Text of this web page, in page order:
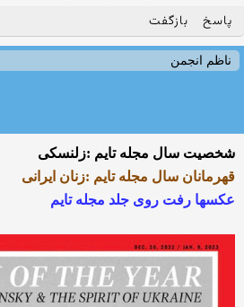
پاسخ بازگفت
ناظم انجمن
شخصیت سال مجله تایم :زلنسکی
قهرمانان سال مجله تایم :زنان ایرانی
عکسها رفت روی جلد مجله تایم